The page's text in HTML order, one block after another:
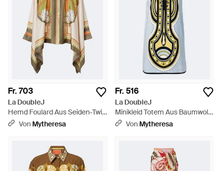
Fr. 703
La DoubleJ
Hemd Foulard Aus Seiden-Twill
- Mettallic
Von Mytheresa
Fr. 516
La DoubleJ
Minikleid Totem Aus Baumwolle
- Grün
Von Mytheresa